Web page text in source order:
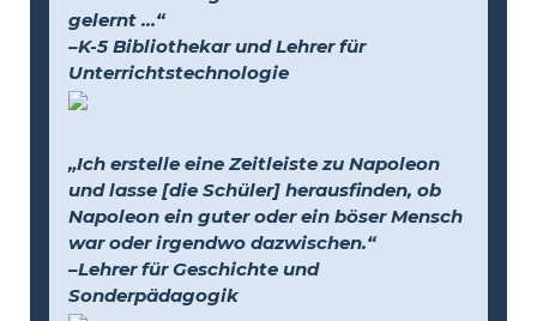
gelernt …“
–K-5 Bibliothekar und Lehrer für
Unterrichtstechnologie
„Ich erstelle eine Zeitleiste zu Napoleon
und lasse [die Schüler] herausfinden, ob
Napoleon ein guter oder ein böser Mensch
war oder irgendwo dazwischen.“
–Lehrer für Geschichte und
Sonderpädagogik